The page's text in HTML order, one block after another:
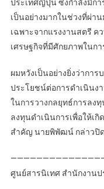
ประเทศญี่ปุ่น ซึ่งกำลังมีก
เป็นอย่างมากในช่วงที่ผ่า
เฉพาะจากแรงงานสตรี ค
เศรษฐกิจที่มีศักยภาพในก
ผมหวังเป็นอย่างยิ่งว่ากา
ประโยชน์ต่อการดำเนินง
ในการวางกลยุทธ์การลง
ลงทุนดำเนินการเพื่อให้เ
สำคัญ นายพิพัฒน์ กล่าวปิ
ศูนย์สารนิเทศ สำนักงาน